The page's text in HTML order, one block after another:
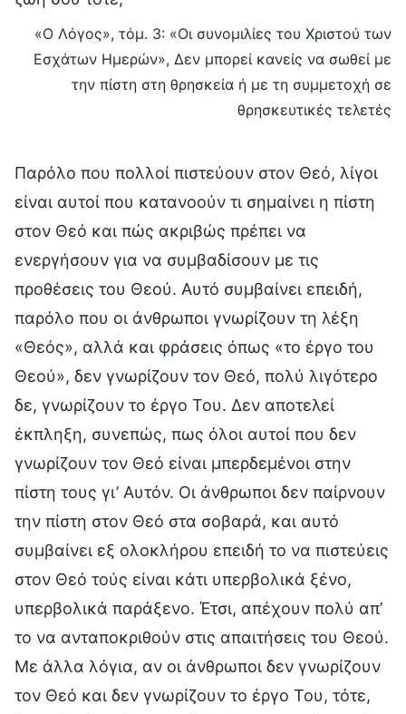
«Ο Λόγος», τόμ. 3: «Οι συνομιλίες του Χριστού των
Εσχάτων Ημερών», Δεν μπορεί κανείς να σωθεί με
την πίστη στη θρησκεία ή με τη συμμετοχή σε
θρησκευτικές τελετές
Παρόλο που πολλοί πιστεύουν στον Θεό, λίγοι
είναι αυτοί που κατανοούν τι σημαίνει η πίστη
στον Θεό και πώς ακριβώς πρέπει να
ενεργήσουν για να συμβαδίσουν με τις
προθέσεις του Θεού. Αυτό συμβαίνει επειδή,
παρόλο που οι άνθρωποι γνωρίζουν τη λέξη
«Θεός», αλλά και φράσεις όπως «το έργο του
Θεού», δεν γνωρίζουν τον Θεό, πολύ λιγότερο
δε, γνωρίζουν το έργο Του. Δεν αποτελεί
έκπληξη, συνεπώς, πως όλοι αυτοί που δεν
γνωρίζουν τον Θεό είναι μπερδεμένοι στην
πίστη τους γι’ Αυτόν. Οι άνθρωποι δεν παίρνουν
την πίστη στον Θεό στα σοβαρά, και αυτό
συμβαίνει εξ ολοκλήρου επειδή το να πιστεύεις
στον Θεό τούς είναι κάτι υπερβολικά ξένο,
υπερβολικά παράξενο. Έτσι, απέχουν πολύ απ’
το να ανταποκριθούν στις απαιτήσεις του Θεού.
Με άλλα λόγια, αν οι άνθρωποι δεν γνωρίζουν
τον Θεό και δεν γνωρίζουν το έργο Του, τότε,